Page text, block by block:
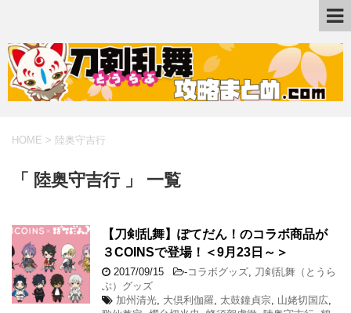
HOME > 陸奥守吉行
「 陸奥守吉行 」 一覧
【刀剣乱舞】ぽてだん！のコラボ商品が
３COINSで登場！＜9月23日～＞
2017/09/15 -コラボグッズ, 刀剣乱舞（とうら
ぶ）グッズ
加州清光, 大倶利伽羅, 太鼓鐘貞宗, 山姥切国広,